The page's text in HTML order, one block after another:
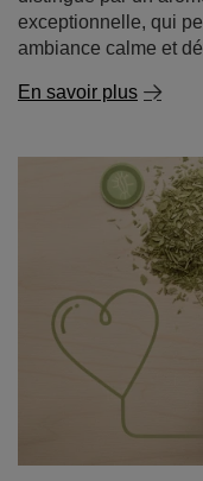
La yerba mate est-
sont ses effets sur
La yerba mate attire